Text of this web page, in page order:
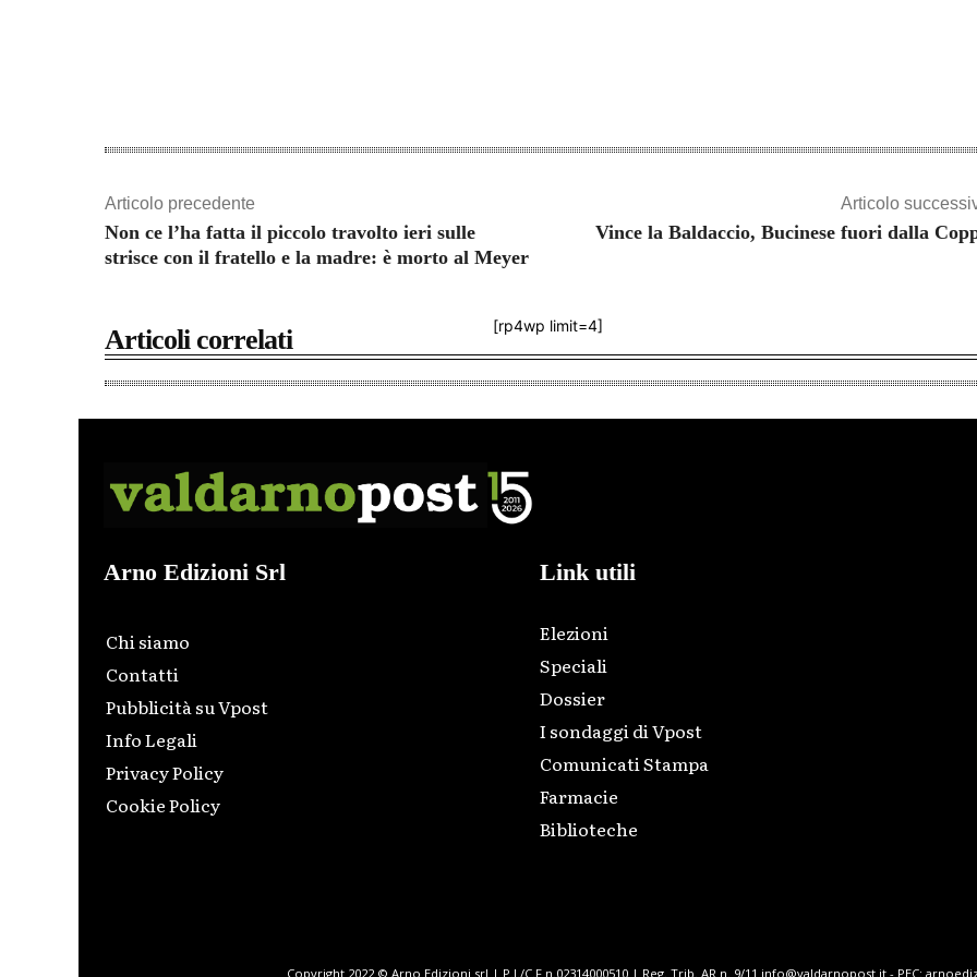
Articolo precedente
Non ce l’ha fatta il piccolo travolto ieri sulle
strisce con il fratello e la madre: è morto al Meyer
Articolo
Vince la Baldaccio, Bucinese fuori dalla
[rp4wp limit=4]
Articoli correlati
Arno Edizioni Srl
Chi siamo
Contatti
Pubblicità su Vpost
Info Legali
Privacy Policy
Cookie Policy
Link utili
Elezioni
Speciali
Dossier
I sondaggi di Vpost
Comunicati Stampa
Farmacie
Biblioteche
Copyright 2022 © Arno Edizioni srl | P.I./C.F n.02314000510 | Reg. Trib. AR n. 9/11 info@valdarnopost.it - PEC: